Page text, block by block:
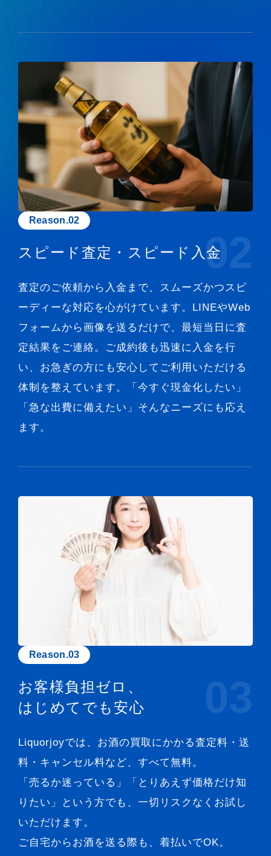
Reason.02
スピード査定・スピード入金02
査定のご依頼から入金まで、スムーズかつスピ
ーディーな対応を心がけています。LINEやWeb
フォームから画像を送るだけで、最短当日に査
定結果をご連絡。ご成約後も迅速に入金を行
い、お急ぎの方にも安心してご利用いただける
体制を整えています。「今すぐ現金化したい」
「急な出費に備えたい」そんなニーズにも応え
ます。
Reason.03
お客様負担ゼロ、
はじめてでも安心
03
Liquorjoyでは、お酒の買取にかかる査定料・送
料・キャンセル料など、すべて無料。
「売るか迷っている」「とりあえず価格だけ知
りたい」という方でも、一切リスクなくお試し
いただけます。
ご自宅からお酒を送る際も、着払いでOK。